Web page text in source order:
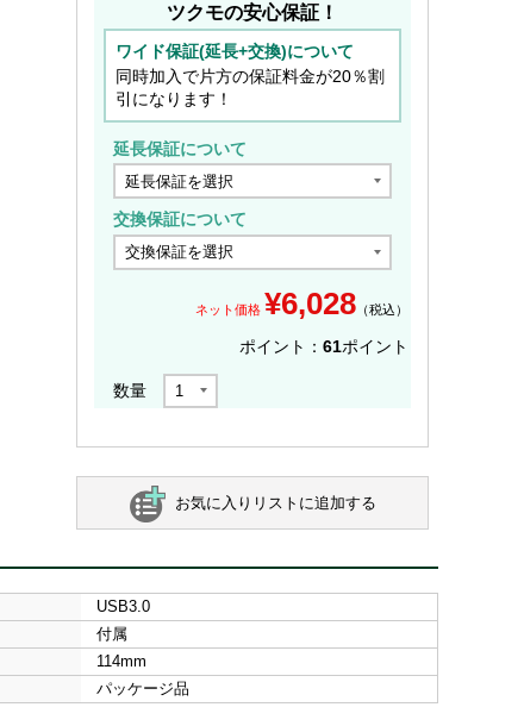
ツクモの安心保証！
ワイド保証(延長+交換)について
同時加入で片方の保証料金が20％割
引になります！
延長保証について
交換保証について
ネット価格 ¥6,028 （税込）
ポイント： 61ポイント
数量
お気に入りリストに追加する
USB3.0
付属
114mm
パッケージ品